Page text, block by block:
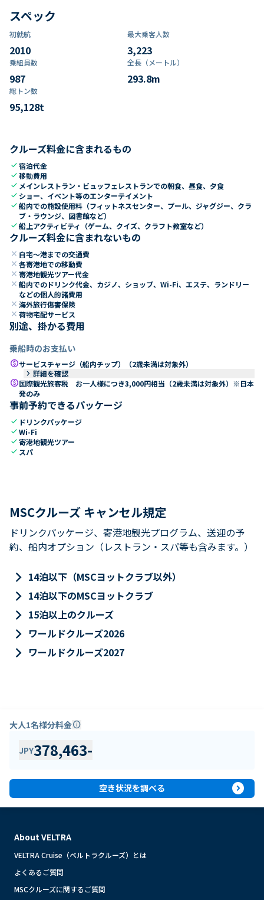
スペック
初就航
2010
最大乗客人数
3,223
乗組員数​
987
全長（メートル）
293.8m
総トン数​
95,128t
クルーズ料金に含まれるもの
check宿泊代金
check移動費用
check メインレストラン・ビュッフェレストランでの朝食、昼食、夕食
check ショー、イベント等のエンターテイメント
check船内での施設使用料（フィットネスセンター、プール、ジャグジー、クラ
ブ・ラウンジ、図書館など）
check船上アクティビティ（ゲーム、クイズ、クラフト教室など）
クルーズ料金に含まれないもの
close 自宅～港までの交通費
close 各寄港地での移動費
close 寄港地観光ツアー代金
close 船内でのドリンク代金、カジノ、ショップ、Wi-Fi、エステ、ランドリー
などの個人的諸費用
close 海外旅行傷害保険
close 荷物宅配サービス
別途、掛かる費用
乗船時のお支払い
paidサービスチャージ（船内チップ）（2歳未満は対象外）
keyboard_arrow_right 詳細を確認
paid国際観光旅客税 お一人様につき3,000円相当（2歳未満は対象外）※日本
発のみ
事前予約できるパッケージ
check ドリンクパッケージ
checkWi-Fi
check寄港地観光ツアー
check スパ
MSCクルーズ キャンセル規定
ドリンクパッケージ、寄港地観光プログラム、送迎の予
約、船内オプション（レストラン・スパ等も含みます。）
keyboard_arrow_right 14泊以下（MSCヨットクラブ以外）
keyboard_arrow_right 14泊以下のMSCヨットクラブ
keyboard_arrow_right 15泊以上のクルーズ
keyboard_arrow_right ワールドクルーズ2026
keyboard_arrow_right ワールドクルーズ2027
大人1名様分料金info
JPY378,463-
空き状況を調べる expand_circle_right
About VELTRA
VELTRA Cruise（ベルトラクルーズ）とは
よくあるご質問
MSCクルーズに関するご質問